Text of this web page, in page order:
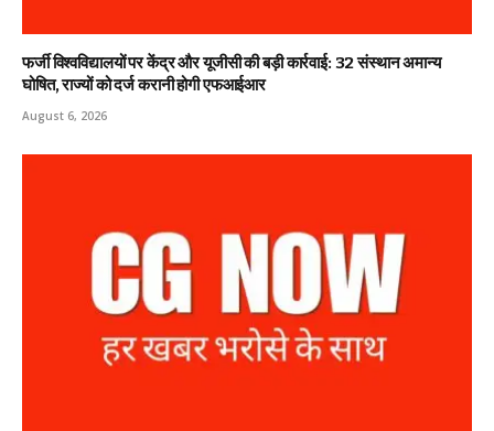
फर्जी विश्वविद्यालयों पर केंद्र और यूजीसी की बड़ी कार्रवाई: 32 संस्थान अमान्य
घोषित, राज्यों को दर्ज करानी होगी एफआईआर
August 6, 2026